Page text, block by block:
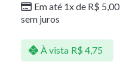
Em até 1x de R$ 5,00
sem juros
À vista R$ 4,75